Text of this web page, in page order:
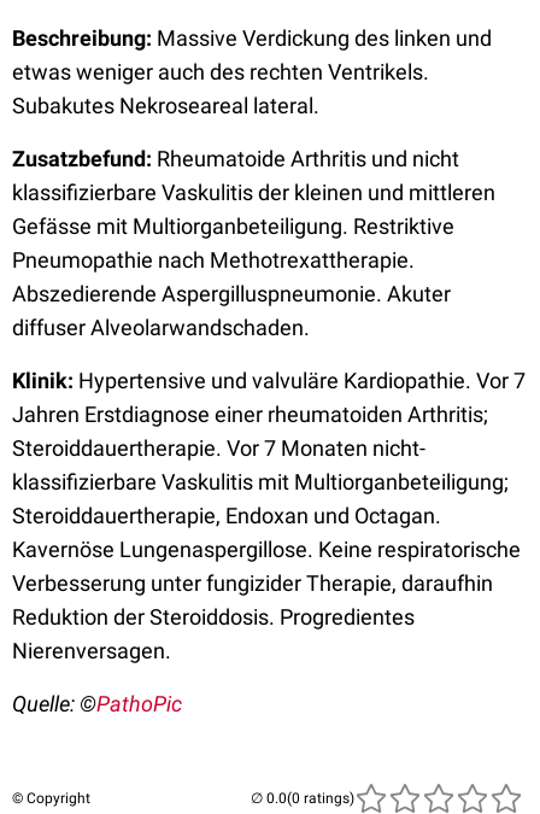
Beschreibung: Massive Verdickung des linken und
etwas weniger auch des rechten Ventrikels.
Subakutes Nekroseareal lateral.
Zusatzbefund: Rheumatoide Arthritis und nicht
klassifizierbare Vaskulitis der kleinen und mittleren
Gefässe mit Multiorganbeteiligung. Restriktive
Pneumopathie nach Methotrexattherapie.
Abszedierende Aspergilluspneumonie. Akuter
diffuser Alveolarwandschaden.
Klinik: Hypertensive und valvuläre Kardiopathie. Vor 7
Jahren Erstdiagnose einer rheumatoiden Arthritis;
Steroiddauertherapie. Vor 7 Monaten nicht-
klassifizierbare Vaskulitis mit Multiorganbeteiligung;
Steroiddauertherapie, Endoxan und Octagan.
Kavernöse Lungenaspergillose. Keine respiratorische
Verbesserung unter fungizider Therapie, daraufhin
Reduktion der Steroiddosis. Progredientes
Nierenversagen.
Quelle: ©PathoPic
© Copyright (0 ratings)